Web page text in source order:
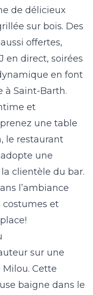
de délicieux
sur bois. Des
offertes,
en direct, soirées
en font
à Saint-Barth.
et
une table
le restaurant
une
clientèle du bar.
l’ambiance
costumes et
sur une
Cette
baigne dans le